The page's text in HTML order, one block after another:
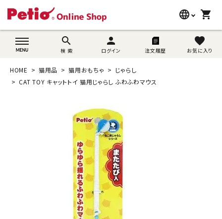
language
wovn-lang-name
shopping_cart
search
検 索
person
ログイン 注文履歴
favorite
お気に入り
search
猫用品
ブランド別に探す
目的別に探す
HOME 猫用品 猫用おもちゃ
じゃらし
CAT TOY キャットトイ 猫用じゃらし ふわふわマウス